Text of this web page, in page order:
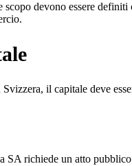
scopo devono essere
il capitale deve
SA richiede un atto